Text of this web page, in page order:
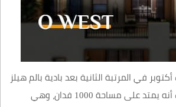
في المرتبة الثانية بعد بادية بالم هيلز
من حيث المساحة، حيث أنه يمتد على مساحة 1000 فدان، وهي